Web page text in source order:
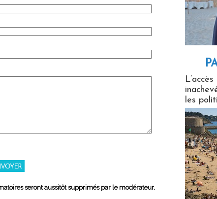
seront aussitôt supprimés par le modérateur.
les